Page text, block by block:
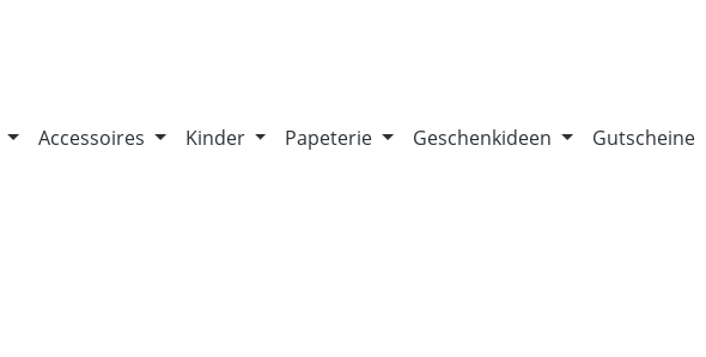
Accessoires Kinder Papeterie Geschenkideen Gutscheine